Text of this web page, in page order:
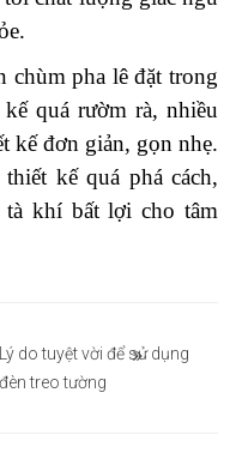
chùm pha lê đặt trong
quá rườm rà, nhiều
kế đơn giản, gọn nhẹ.
kế quá phá cách,
khí bất lợi cho tâm
Lý do tuyệt vời để sử dụng
đèn treo tường